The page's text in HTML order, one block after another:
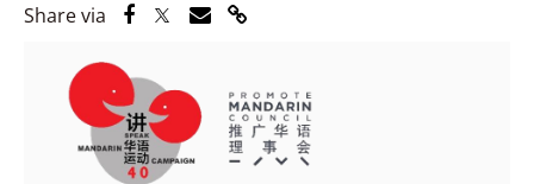
Share via Share via Facebook
Share via Twitter
Share via Email
Share via Link